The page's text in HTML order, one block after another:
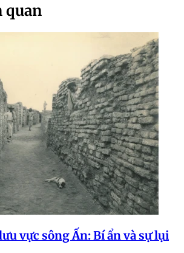
quan
vực sông Ấn: Bí ẩn và sự lụi